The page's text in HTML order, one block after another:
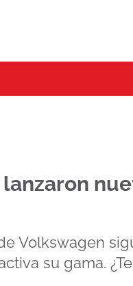
Volkswagen
su gama.